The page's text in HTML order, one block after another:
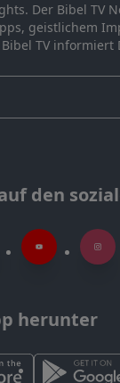
Der Bibel TV
geistlichem
TV informiert
den
herunter